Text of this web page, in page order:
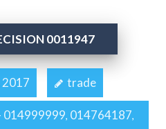
0011947
2017 trade
014999999, 014764187,